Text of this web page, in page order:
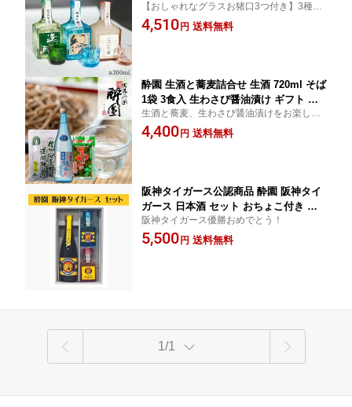
飲み プレゼント 長野県 安曇野 送料無
料 熱燗 お取り寄せ 詰め合わせ 日本酒
【おしゃれなグラスお猪口3つ付き】3種類
をお楽しみいただけるセット★ 晩酌 贈答
誕生日 贈り物
4,510 円 送料無料
酔園 生酒と蕎麦詰合せ 生酒 720ml そば
1袋 3食入 生わさび醤油漬け ギフト 宅
飲み プレゼント 長野県 安曇野 送料無
料 父の日 父の日ギフト 詰め合わせ 日
生酒と蕎麦、生わさび醤油漬けをお楽しみ
いただけるセット
4,400 円 送料無料
阪神タイガース公認商品 酔園 阪神タイ
ガース 日本酒 セット おちょこ付き 飲
み比べ ギフト お歳暮 お中元 宅飲み プ
レゼント 長野県 安曇野 送料無料 お中
阪神タイガース優勝おめでとう！
5,500 円 送料無料
1/1